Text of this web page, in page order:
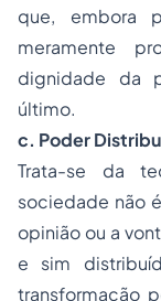
que, embora
meramente
dignidade da
último.
c. Poder
Trata-se da
sociedade não
opinião ou a
e sim
transformação